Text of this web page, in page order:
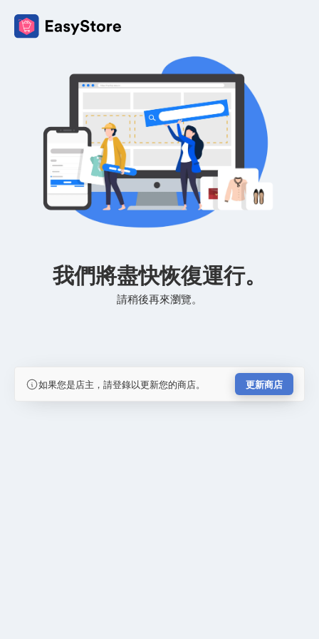
我們將盡快恢復運行。
請稍後再來瀏覽。
如果您是店主，請登錄以更新您的商店。 更新商店